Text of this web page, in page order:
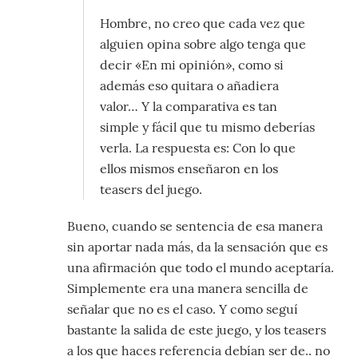
Hombre, no creo que cada vez que
alguien opina sobre algo tenga que
decir «En mi opinión», como si
además eso quitara o añadiera
valor… Y la comparativa es tan
simple y fácil que tu mismo deberías
verla. La respuesta es: Con lo que
ellos mismos enseñaron en los
teasers del juego.
Bueno, cuando se sentencia de esa manera
sin aportar nada más, da la sensación que es
una afirmación que todo el mundo aceptaría.
Simplemente era una manera sencilla de
señalar que no es el caso. Y como seguí
bastante la salida de este juego, y los teasers
a los que haces referencia debían ser de.. no